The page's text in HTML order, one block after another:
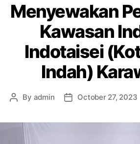
Menyewakan
Kawasan
Indotaisei
Indah)
Post
By admin
PostOctober 27, 2023